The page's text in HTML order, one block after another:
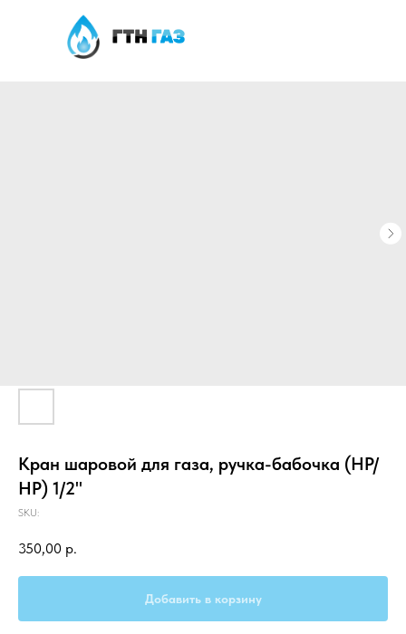
Кран шаровой для газа, ручка-бабочка (НР/
НР) 1/2"
SKU:
350,00 р.
Добавить в корзину